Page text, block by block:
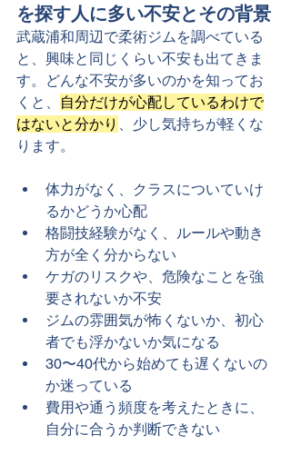
を探す人に多い不安とその背景
武蔵浦和周辺で柔術ジムを調べている
と、興味と同じくらい不安も出てきま
す。どんな不安が多いのかを知ってお
くと、
自分だけが心配しているわけで
はないと分かり 、少し気持ちが軽くな
ります。
体力がなく、クラスについていけ
るかどうか心配
格闘技経験がなく、ルールや動き
方が全く分からない
ケガのリスクや、危険なことを強
要されないか不安
ジムの雰囲気が怖くないか、初心
者でも浮かないか気になる
30〜40代から始めても遅くないの
か迷っている
費用や通う頻度を考えたときに、
自分に合うか判断できない